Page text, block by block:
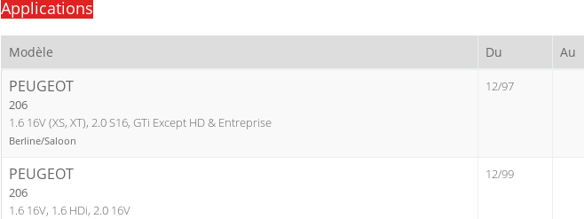
Applications
Modèle Du Au
PEUGEOT
206
1.6 16V (XS, XT), 2.0 S16, GTi Except HD & Entreprise
Berline/Saloon
12/97
PEUGEOT
206
1.6 16V, 1.6 HDi, 2.0 16V
12/99